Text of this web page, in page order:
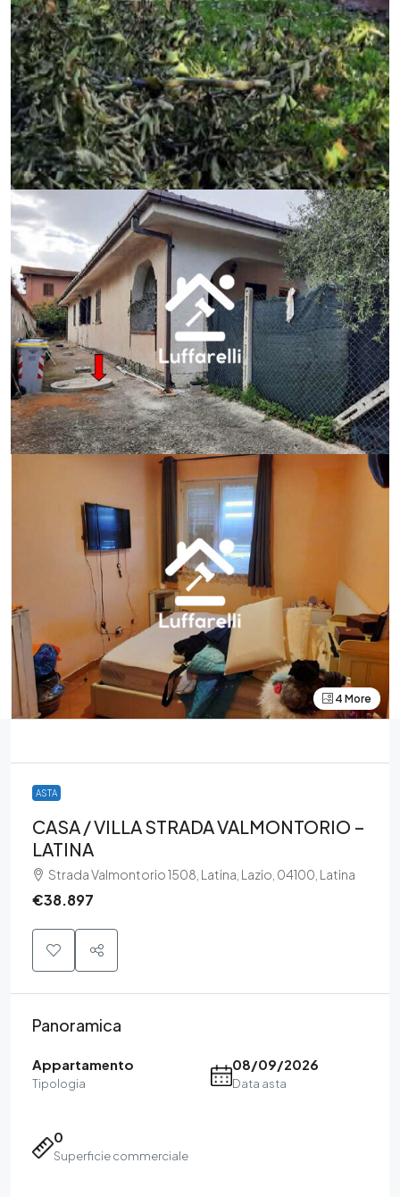
4 More
ASTA
CASA / VILLA STRADA VALMONTORIO –
LATINA
Strada Valmontorio 1508, Latina, Lazio, 04100, Latina
€38.897
Panoramica
Appartamento
Tipologia
08/09/2026
Data asta
0
Superficie commerciale